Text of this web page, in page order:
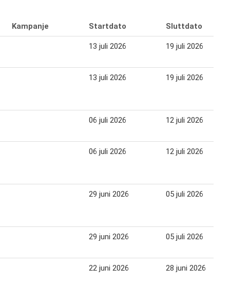
Kampanje Startdato Sluttdato
13 juli 2026 19 juli 2026
13 juli 2026 19 juli 2026
06 juli 2026 12 juli 2026
06 juli 2026 12 juli 2026
29 juni 2026 05 juli 2026
29 juni 2026 05 juli 2026
22 juni 2026 28 juni 2026